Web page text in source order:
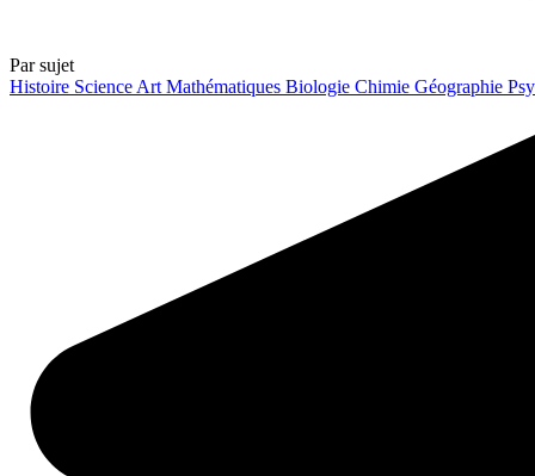
Par sujet
Histoire Science Art Mathématiques Biologie Chimie Géographie